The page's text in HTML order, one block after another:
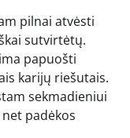
pilnai atvėsti
sutvirtėtų.
papuošti
karijų riešutais.
sekmadieniui
padėkos